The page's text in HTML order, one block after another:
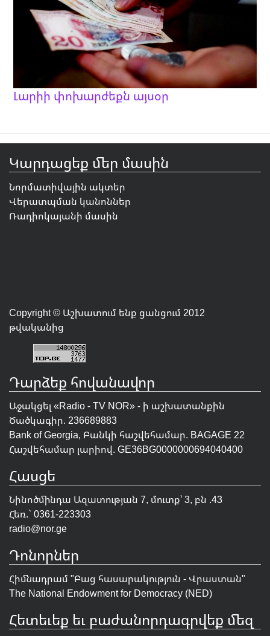
Լարիի փոխարժեքն այսօր
Կարդացեք մեր մասին
Նորմատիվային ակտեր
Վերատպման կանոններ
Ռադիոկայանի մասին
Copyright © Աշխատում ենք ցանցում 2012
թվականից
Դարձեք հովանավոր
Աջակցել «Radio - TV NOR» - ի աշխատանքին
Ծածկագիր. 236689883
Bank of Georgia, Բանկի հաշվեհամար. BAGAGE 22
Հաշվեհամար լարիով. GE36BG0000000694040400
Հասցե
Նինոծմինդա Ազատության 7, մուտք՝ 3, բն .43
Հեռ.` 0361-223303
radio@nor.ge
Դոնորներ
Հիմնադրամ "Բաց հասարակություն - Վրաստան"
The National Endowment for Democracy (NED)
Հետեւեք եւ բաժանորդագրվեք մեզ